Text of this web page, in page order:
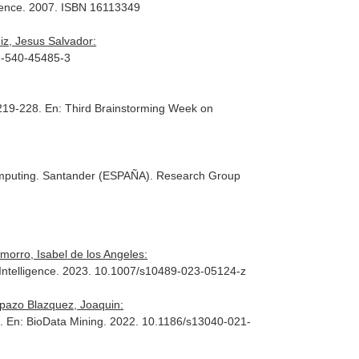
. 2007. ISBN 16113349
Jesus Salvador:
540-45485-3
228. En: Third Brainstorming Week on
. Santander (ESPAÑA). Research Group
Isabel de los Angeles:
. 2023. 10.1007/s10489-023-05124-z
Blazquez, Joaquin:
En: BioData Mining . 2022. 10.1186/s13040-021-